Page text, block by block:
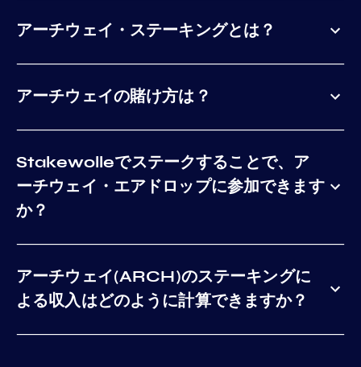
アーチウェイ・ステーキングとは？
アーチウェイの賭け方は？
Stakewolleでステークすることで、ア
ーチウェイ・エアドロップに参加できます
か？
アーチウェイ(ARCH)のステーキングに
よる収入はどのように計算できますか？